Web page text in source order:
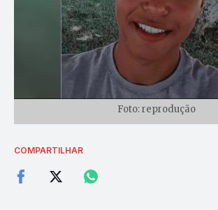
Foto: reprodução
COMPARTILHAR